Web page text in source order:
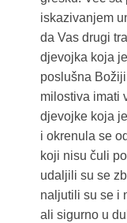
iskazivanjem
da Vas drugi
djevojka koja
poslušna
milostiva imati
djevojke koja
i okrenula se
koji nisu čuli
udaljili su se
naljutili su se i
ali sigurno u